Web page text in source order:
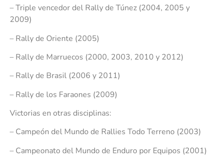
– Triple vencedor del Rally de Túnez (2004, 2005 y
2009)
– Rally de Oriente (2005)
– Rally de Marruecos (2000, 2003, 2010 y 2012)
– Rally de Brasil (2006 y 2011)
– Rally de los Faraones (2009)
Victorias en otras disciplinas:
– Campeón del Mundo de Rallies Todo Terreno (2003)
– Campeonato del Mundo de Enduro por Equipos (2001)